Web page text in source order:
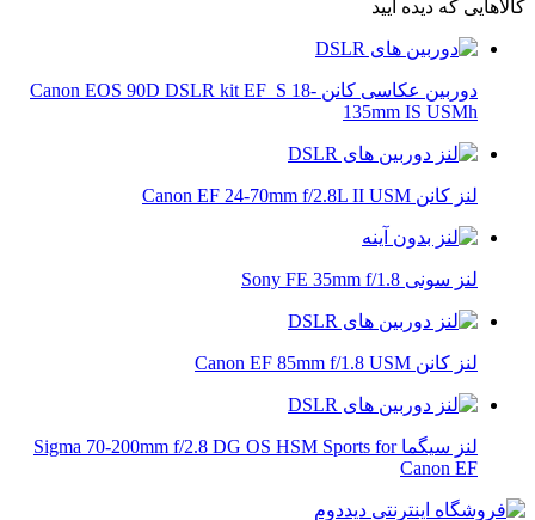
کالاهایی که دیده ایید
دوربین عکاسی کانن Canon EOS 90D DSLR kit EF_S 18-
135mm IS USMh
لنز کانن Canon EF 24-70mm f/2.8L II USM
لنز سونی Sony FE 35mm f/1.8
لنز کانن Canon EF 85mm f/1.8 USM
لنز سیگما Sigma 70-200mm f/2.8 DG OS HSM Sports for
Canon EF